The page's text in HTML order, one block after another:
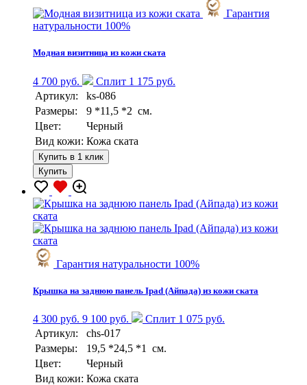
Гарантия
натуральности 100%
Модная визитница из кожи ската
4 700 руб.
Сплит 1 175 руб.
Артикул:
ks-086
Размеры:
9 *11,5 *2 см.
Цвет:
Черный
Вид кожи: Кожа ската
Купить в 1 клик
Купить
Гарантия натуральности 100%
Крышка на заднюю панель Ipad (Айпада) из кожи ската
4 300 руб. 9 100 руб.
Сплит 1 075 руб.
Артикул:
chs-017
Размеры:
19,5 *24,5 *1 см.
Цвет:
Черный
Вид кожи: Кожа ската